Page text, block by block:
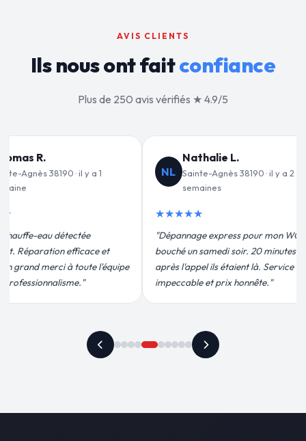
AVIS CLIENTS
Ils nous ont faitconfiance
Plus de 250 avis vérifiés ★ 4.9/5
L.
38190 · il y a 2
pour mon WC
soir. 20 minutes
étaient là. Service
prix honnête."
JF
Jean-François C.
Sainte-Agnès 38190 · il y a 3
semaines
★★★★★
"Remplacement de mon chauffe-eau en
moins de 2h. Équipe très pro, devis
conforme, chantier propre. Je
recommande vivement."